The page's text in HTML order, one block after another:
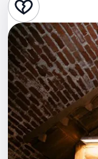
Стендап
Выставки
Квесты
Экскурсии
Спорт